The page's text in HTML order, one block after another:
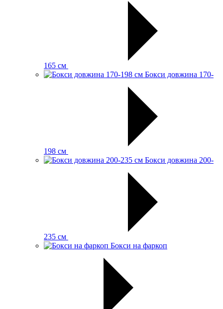
165 см
Бокси довжина 170-
198 см
Бокси довжина 200-
235 см
Бокси на фаркоп